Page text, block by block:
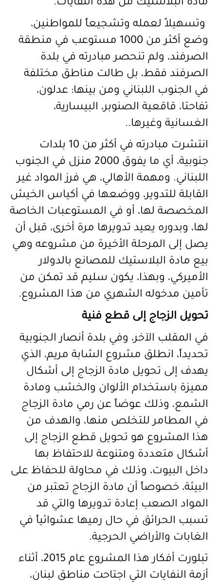
مادة البلاستيك من هذه النفايات.
وتسهيلاً لعمله وتشجيعاً للمواطنين،
وضع أكثر من 1000 مستوعب في منطقة
الصرفند، ولم تنحصر مبادرته في بلدة
الصرفند فقط، بل طالت مناطق مختلفة
في الجنوب اللبناني ومن بينها: عدلون،
تفاحتا، قاقعية الصنوبر، البيسارية،
الغسانية وغيرها..
انتشرت مبادرته في أكثر من 10 بلدات
جنوبية، أي ما يفوق 2000 منزل في الجنوب
اللبناني. ومهمة الأهالي، هي فرز المواد غير
القابلة للتدوير، ووضعها في أكياس الخيش
المخصصة لها، أو في المستوعبات الخاصة
لها، وبدوره يعيد تدويرها مرة أخرى، قبل أن
يصل إلى المرحلة الأخيرة من مشروعه وهي
بيع مادة البلاستيك للمصانع بالدولار
الأميركي، وبهذا، يكون سليم قد تمكن من
تأمين مدخوله الشهري من هذا المشروع.
تحويل الزجاج إلى قطع فنية
في المقلب الآخر، وفي بلدة أنصار الجنوبية
تحديداً، انطلق مشروع الشابة مريم، الذي
يهدف إلى تحويل مادة الزجاج إلى أشكال
مميزة باستخدام الألوان والخشب ومادة
الشمع، وذلك عوضاً عن رمي مادة الزجاج
في المطامر للتخلص منها، والهدف من
هذا المشروع هو تحويل قطع الزجاج إلى
أشكال متعددة ومتنوعة للاحتفاظ بها
داخل البيوت، وذلك في محاولة للحفاظ على
البيئة، خصوصاً أن مادة الزجاج تعتبر من
المواد الصعب إعادة تدويرها والتي قد
تسبب الحرائق في حال رميها عشوائياً في
الغابات والأراضي الحرجية.
تبلورت أفكار هذا المشروع عام 2015، أثناء
أزمة النفايات التي اجتاحت مناطق لبنان،